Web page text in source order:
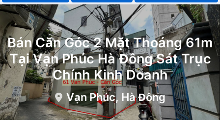
Bán Căn Góc 2 Mặt Thoáng 61m
Tại Vạn Phúc Hà Đông Sát Trục
Chính Kinh Doanh
Vạn Phúc, Hà Đông